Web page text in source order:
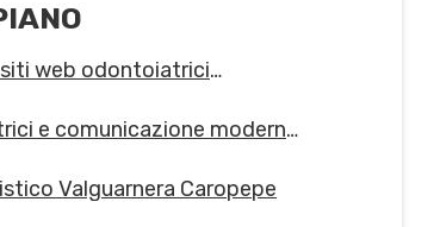
siti web odontoiatrici
e comunicazione moderna:
Valguarnera Caropepe